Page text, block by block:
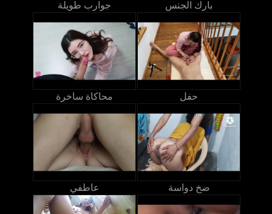
جوارب طويلة بارك الجنس
محاكاة ساخرة حفل
عاطفي ضخ دواسة